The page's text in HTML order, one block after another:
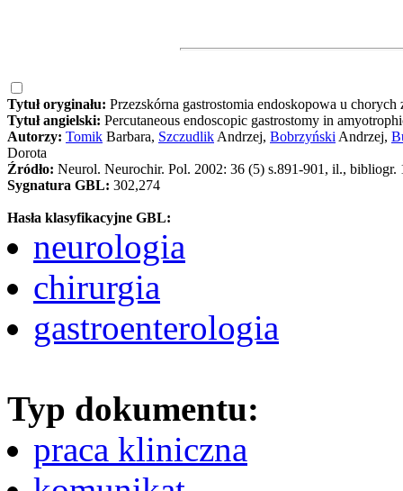
Tytuł oryginału: Przezskórna gastrostomia endoskopowa u
Tytuł angielski: Percutaneous endoscopic gastrostomy in
Autorzy: Tomik Barbara, Szczudlik Andrzej, Bobrzyński Andrzej,
Dorota
Źródło: Neurol. Neurochir. Pol. 2002: 36 (5) s.891-901, il., bibliogr.
Sygnatura GBL: 302,274
Hasła klasyfikacyjne GBL:
neurologia
chirurgia
gastroenterologia
Typ dokumentu:
praca kliniczna